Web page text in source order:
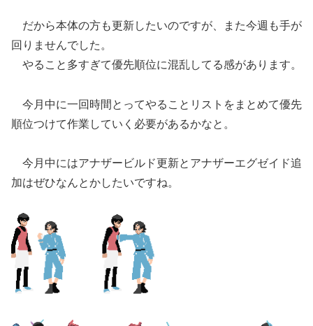
だから本体の方も更新したいのですが、また今週も手が
回りませんでした。
やること多すぎて優先順位に混乱してる感があります。
今月中に一回時間とってやることリストをまとめて優先
順位つけて作業していく必要があるかなと。
今月中にはアナザービルド更新とアナザーエグゼイド追
加はぜひなんとかしたいですね。